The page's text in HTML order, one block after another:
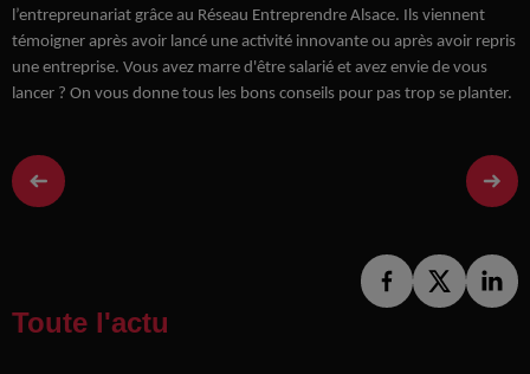
l’entrepreunariat grâce au Réseau Entreprendre Alsace. Ils viennent
témoigner après avoir lancé une activité innovante ou après avoir repris
une entreprise. Vous avez marre d'être salarié et avez envie de vous
lancer ? On vous donne tous les bons conseils pour pas trop se planter.
Toute l'actu